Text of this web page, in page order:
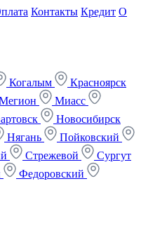
Контакты Кредит О
Когалым
Красноярск
Миасс
Новосибирск
Нягань
Пойковский
Стрежевой
Сургут
Федоровский